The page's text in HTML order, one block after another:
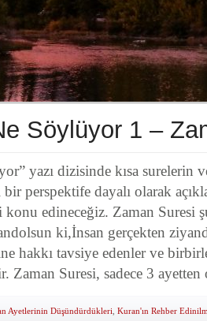
Söylüyor 1 –
yazı dizisinde kısa surelerin
perspektife dayalı olarak
konu edineceğiz. Zaman Suresi
ki,İnsan gerçekten
hakkı tavsiye edenler ve
Zaman Suresi, sadece 3
Ayetlerinin Düşündürdükleri Kuran'ın Rehber